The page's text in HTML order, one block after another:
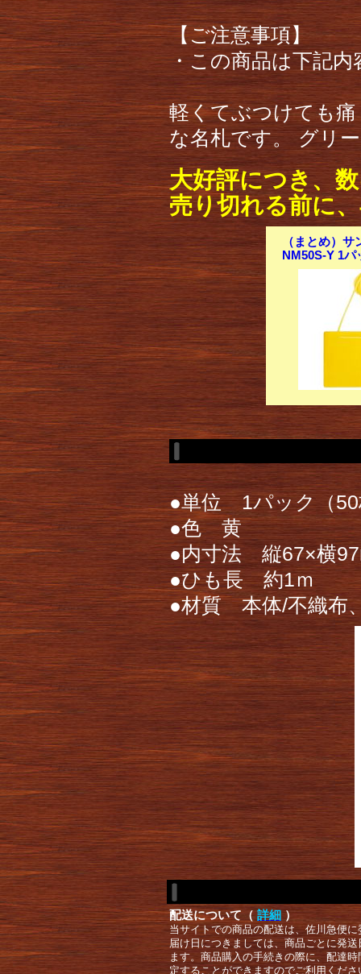
【ご注意事項】
・この商品は下記
軽くてぶつけても
な名札です。 グリ
大好評につき、
売り切れる前に
（まとめ）
NM50S-Y 1パ
●単位 1パック（50
●色 黄
●内寸法 縦67×横
●ひも長 約1ｍ
●材質 本体/不織布
配送について（ 詳細 ）
当サイトでの商品の配送は、佐川急便
届け日につきましては、商品ごとに発
ます。商品購入の手続きの際に、配達
定することができますのでご利用くださ